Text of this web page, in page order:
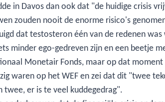
in Davos dan ook dat "de huidige crisis
zouden nooit de enorme risico's
dat testosteron één van de redenen
minder ego-gedreven zijn en een beetje
Monetair Fonds, maar op dat moment
waren op het WEF en zei dat dit "twee
er is te veel kuddegedrag".